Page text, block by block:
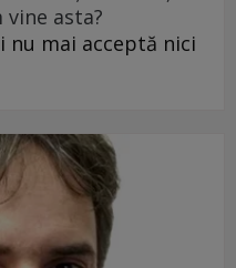
asta?
nu mai acceptă nici